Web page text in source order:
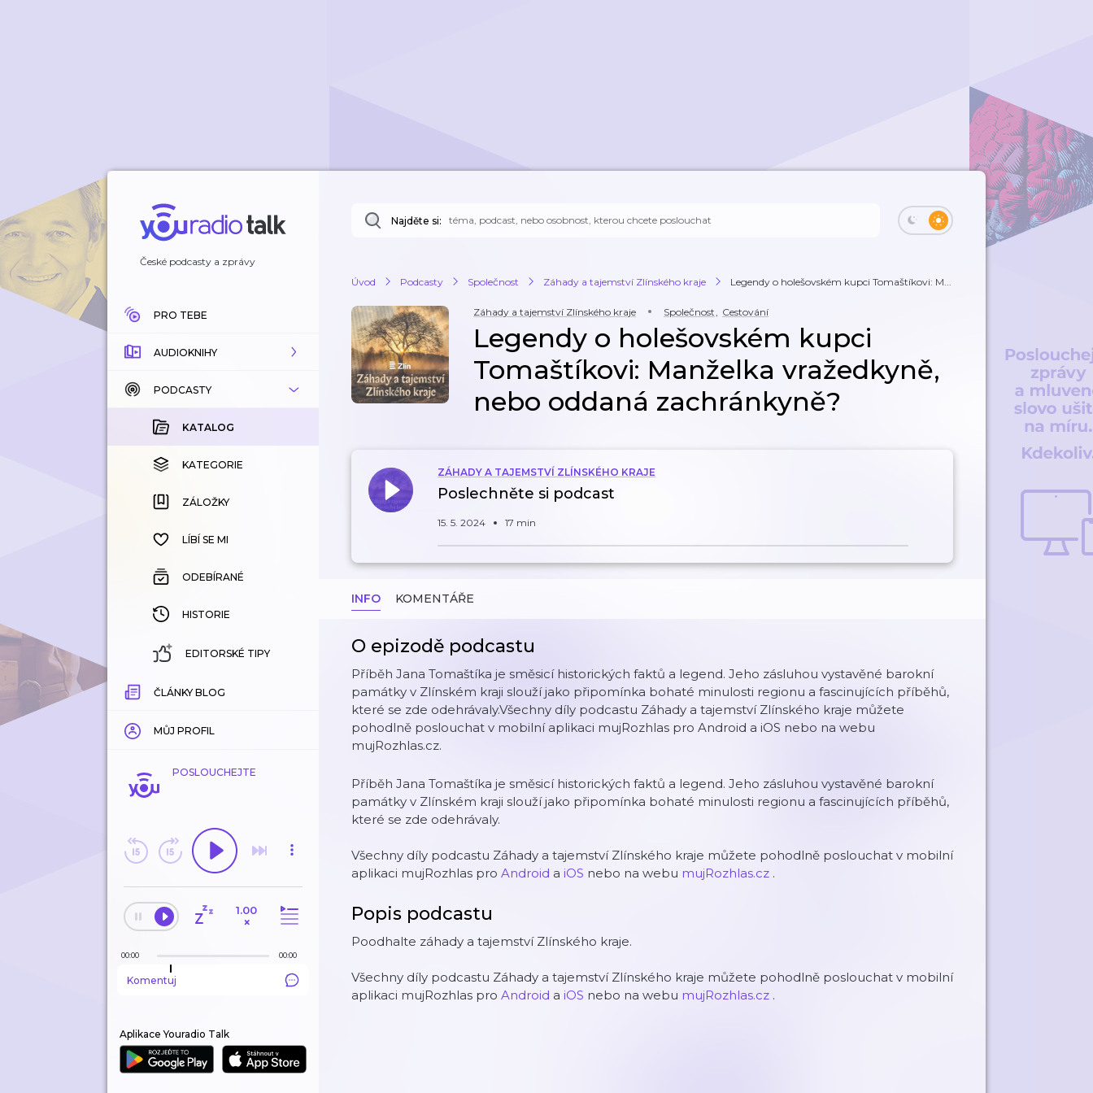
České podcasty a zprávy
PRO TEBE
AUDIOKNIHY
KATALOG
KOUPENÉ
KATEGORIE
ZÁLOŽKY
HISTORIE
PODCASTY
KATALOG
KATEGORIE
ZÁLOŽKY
LÍBÍ SE MI
ODEBÍRANÉ
HISTORIE
EDITORSKÉ TIPY
ČLÁNKY BLOG
MŮJ PROFIL
POSLOUCHEJTE
1.00
×
00:00 00:00
Komentuj
Aplikace Youradio Talk
Najděte si:
Úvod Podcasty Společnost Záhady a tajemství Zlínského kraje Legendy o holešovském kupci Tomaštíkovi: M...
Záhady a tajemství Zlínského kraje Společnost, Cestování
Legendy o holešovském kupci
Tomaštíkovi: Manželka vražedkyně,
nebo oddaná zachránkyně?
ZÁHADY A TAJEMSTVÍ ZLÍNSKÉHO KRAJE
Poslechněte si podcast
15. 5. 2024 17 min
INFO KOMENTÁŘE
O epizodě podcastu
Příběh Jana Tomaštíka je směsicí historických faktů a legend. Jeho zásluhou vystavěné barokní
památky v Zlínském kraji slouží jako připomínka bohaté minulosti regionu a fascinujících příběhů,
které se zde odehrávaly.Všechny díly podcastu Záhady a tajemství Zlínského kraje můžete
pohodlně poslouchat v mobilní aplikaci mujRozhlas pro Android a iOS nebo na webu
mujRozhlas.cz.
Příběh Jana Tomaštíka je směsicí historických faktů a legend. Jeho zásluhou vystavěné barokní
památky v Zlínském kraji slouží jako připomínka bohaté minulosti regionu a fascinujících příběhů,
které se zde odehrávaly.
Všechny díly podcastu Záhady a tajemství Zlínského kraje můžete pohodlně poslouchat v mobilní
aplikaci mujRozhlas pro Android a iOS nebo na webu mujRozhlas.cz .
Popis podcastu
Poodhalte záhady a tajemství Zlínského kraje.
Všechny díly podcastu Záhady a tajemství Zlínského kraje můžete pohodlně poslouchat v mobilní
aplikaci mujRozhlas pro Android a iOS nebo na webu mujRozhlas.cz .